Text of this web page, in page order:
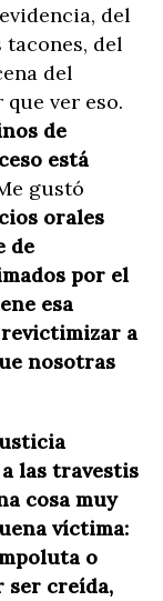
del
tacones, del
del
ver eso.
de
está
gustó
orales
de
por el
esa
a
nosotras
las travestis
cosa muy
víctima:
o
ser creída,